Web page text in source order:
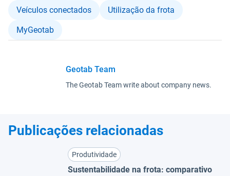
Veículos conectados Utilização da frota
MyGeotab
Geotab Team
The Geotab Team write about company news.
Publicações relacionadas
Produtividade
Sustentabilidade na frota: comparativo